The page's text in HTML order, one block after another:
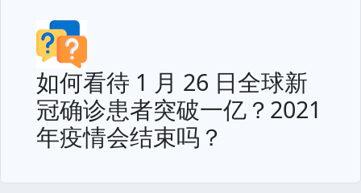
如何看待 1 月 26 日全球新
冠确诊患者突破一亿？2021
年疫情会结束吗？